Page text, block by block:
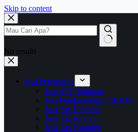
Skip to content
No results
Jasa Perpajakan
Jasa SPT Tahunan
Jasa Pendampingan SP2DK
Jasa Tax Retainer
Jasa Tax Review
Jasa Tax Planning